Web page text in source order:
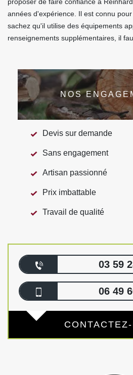
proposer de faire confiance à
années d'expérience. Il est connu
sachez qu'il utilise des équipements
renseignements supplémentaires, il
NOS
Devis sur demande
Sans engagement
Artisan passionné
Prix imbattable
Travail de qualité
03 59
06 49